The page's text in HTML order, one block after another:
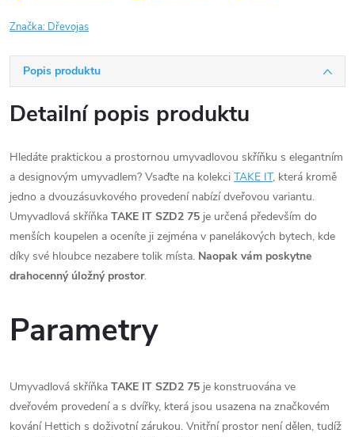
Značka: Dřevojas
Popis produktu
Detailní popis produktu
Hledáte praktickou a prostornou umyvadlovou skříňku s elegantním
a designovým umyvadlem? Vsaďte na kolekci TAKE IT, která kromě
jedno a dvouzásuvkového provedení nabízí dveřovou variantu.
Umyvadlová skříňka TAKE IT SZD2 75 je určená především do
menších koupelen a oceníte ji zejména v panelákových bytech, kde
díky své hloubce nezabere tolik místa. Naopak vám poskytne
drahocenný úložný prostor.
Parametry
Umyvadlová skříňka TAKE IT SZD2 75 je konstruována ve
dveřovém provedení a s dvířky, která jsou usazena na značkovém
kování Hettich s doživotní zárukou. Vnitřní prostor není dělen, tudíž